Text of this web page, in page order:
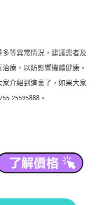
等異常情況，建議患者及
療，以防影響機體健康。
家介紹到這裏了，如果大家
25595888 。